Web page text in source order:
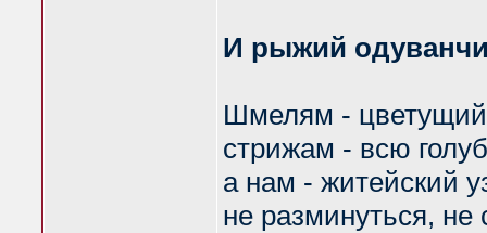
И рыжий
Шмелям - цветущий
стрижам - всю
а нам - житейский
не разминуться, не